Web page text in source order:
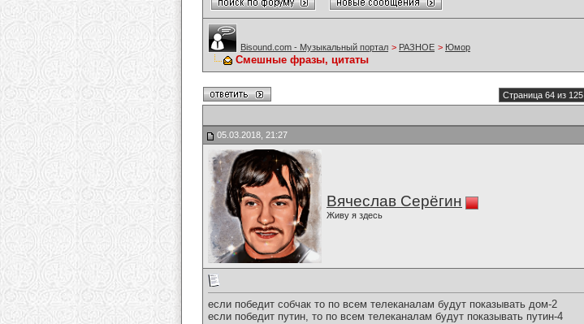
Bisound.com - Музыкальный портал > РАЗНОЕ > Юмор
Смешные фразы, цитаты
Страница 64 из 125
05.03.2018, 21:27
Вячеслав Серёгин
Живу я здесь
если победит собчак то по всем телеканалам будут показывать дом-2
если победит путин, то по всем телеканалам будут показывать путин-4